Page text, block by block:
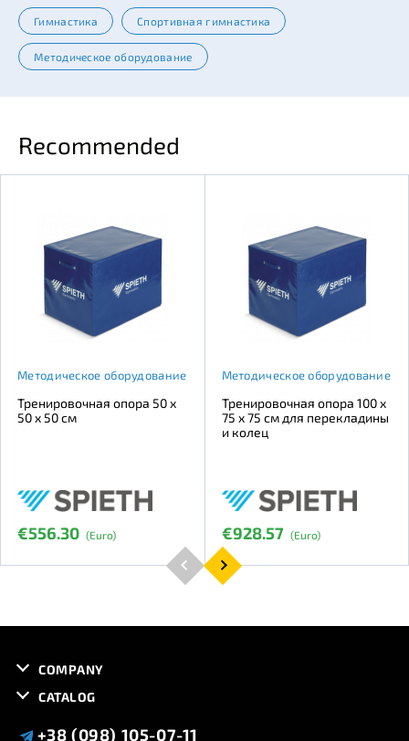
Гимнастика Спортивная гимнастика
Методическое оборудование
Recommended
Методическое оборудование
Тренировочная опора 50 x
50 x 50 см
€556.30 (Euro)
Методическое оборудование
Тренировочная опора 100 x
75 x 75 см для перекладины
и колец
€928.57 (Euro)
COMPANY
CATALOG
+38 (098) 105-07-11